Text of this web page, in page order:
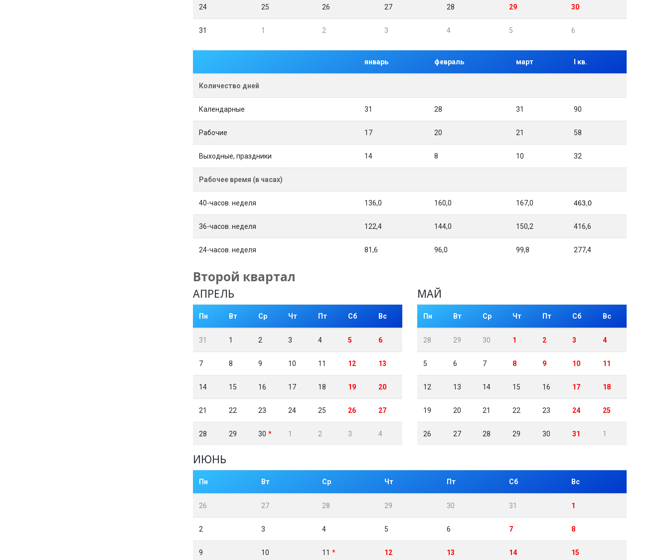
24 25 26 27 28 29 30
31 1 2 3 4 5 6
январь февраль март I кв.
Количество дней
Календарные 31 28 31 90
Рабочие 17 20 21 58
Выходные, праздники 14 8 10 32
Рабочее время (в часах)
40-часов. неделя 136,0 160,0 167,0 463,0
36-часов. неделя 122,4 144,0 150,2 416,6
24-часов. неделя 81,6 96,0 99,8 277,4
Второй квартал
АПРЕЛЬ
Пн Вт Ср Чт Пт Сб Вс
31 1 2 3 4 5 6
7 8 9 10 11 12 13
14 15 16 17 18 19 20
21 22 23 24 25 26 27
28 29 30 1 2 3 4
МАЙ
Пн Вт Ср Чт Пт Сб Вс
28 29 30 1 2 3 4
5 6 7 8 9 10 11
12 13 14 15 16 17 18
19 20 21 22 23 24 25
26 27 28 29 30 31 1
ИЮНЬ
Пн Вт Ср Чт Пт Сб Вс
26 27 28 29 30 31 1
2 3 4 5 6 7 8
9 10 11 12 13 14 15